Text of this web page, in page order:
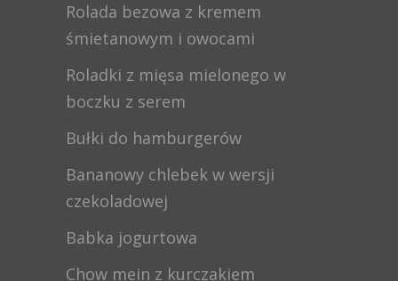
Rolada bezowa z kremem
śmietanowym i owocami
Roladki z mięsa mielonego w
boczku z serem
Bułki do hamburgerów
Bananowy chlebek w wersji
czekoladowej
Babka jogurtowa
Chow mein z kurczakiem